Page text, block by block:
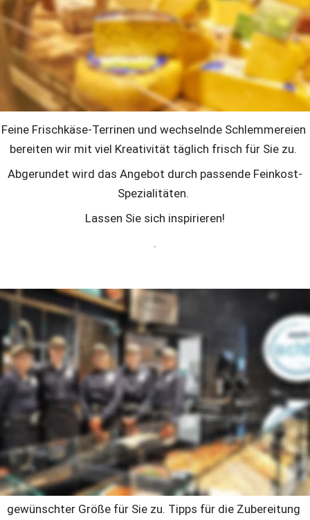
Welt zu begeistern, macht den top geschulten Teams in
unseren Frischetheken jeden Tag richtig Freude. Von
unseren Käsesommelièren und ihren Kollgeg/innen
erfahren Sie aus erster Hand alles über Herkunft,
Geschmack und passsende Begleitungen ihrer
persönlichen Käse-Favoriten.
Feine Frischkäse-Terrinen und wechselnde Schlemmereien
bereiten wir mit viel Kreativität täglich frisch für Sie zu.
Abgerundet wird das Angebot durch passende Feinkost-
Spezialitäten.
Lassen Sie sich inspirieren!
.
Die multi Fischbar
Frischfisch, Meeresfrüchte, Krustentiere, Räucherfisch,
Grillspezialitäten, Salate oder Fischbrötchen – pur oder
fein mariniert: Wir haben eine riesige Auswahl frischer
Ware in bester Qualität für Sie. Erleben Sie die komplette
multi-Fischkompetenz und lassen Sie sich von unseren top
geschulten Mitarbeiter:innen individuell beraten. Wir
filetieren von Hand, entgräten und schneiden Ihren Fisch in
gewünschter Größe für Sie zu. Tipps für die Zubereitung